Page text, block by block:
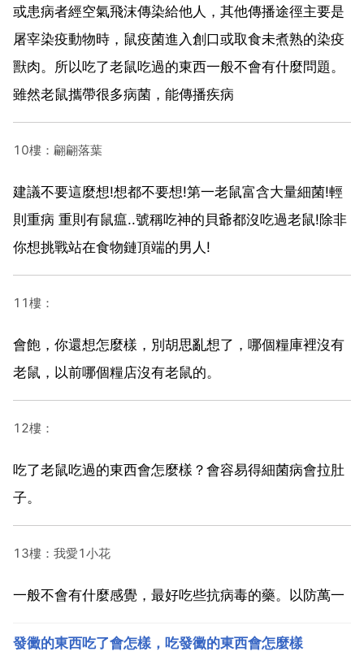
或患病者經空氣飛沫傳染給他人，其他傳播途徑主要是
屠宰染疫動物時，鼠疫菌進入創口或取食未煮熟的染疫
獸肉。所以吃了老鼠吃過的東西一般不會有什麼問題。
雖然老鼠攜帶很多病菌，能傳播疾病
10樓：翩翩落葉
建議不要這麼想!想都不要想!第一老鼠富含大量細菌!輕
則重病 重則有鼠瘟..號稱吃神的貝爺都沒吃過老鼠!除非
你想挑戰站在食物鏈頂端的男人!
11樓：
會飽，你還想怎麼樣，別胡思亂想了，哪個糧庫裡沒有
老鼠，以前哪個糧店沒有老鼠的。
12樓：
吃了老鼠吃過的東西會怎麼樣？會容易得細菌病會拉肚
子。
13樓：我愛1小花
一般不會有什麼感覺，最好吃些抗病毒的藥。以防萬一
發黴的東西吃了會怎樣，吃發黴的東西會怎麼樣